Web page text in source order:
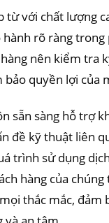
từ với chất lượng
hành rõ ràng trong
nên kiểm tra
bảo quyền lợi của
sẵn sàng hỗ trợ
đề kỹ thuật liên
trình sử dụng
hàng của
thắc mắc, đảm